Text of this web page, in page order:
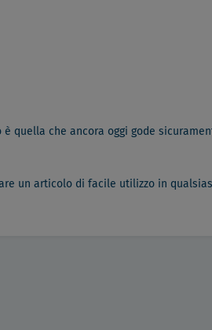
quella che ancora oggi gode
un articolo di facile utilizzo in